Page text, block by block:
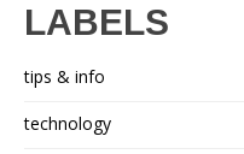
LABELS
tips & info
technology